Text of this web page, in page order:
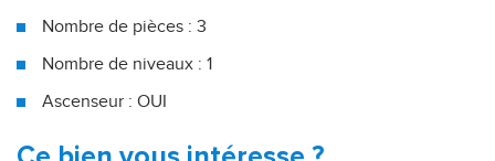
Nombre de pièces : 3
Nombre de niveaux : 1
Ascenseur : OUI
Le Mans (72000)